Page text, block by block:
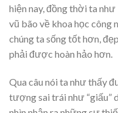
hiện nay, đồng thời ta
vũ bão về khoa học công
chúng ta sống tốt hơn,
phải được hoàn hảo hơn.
Qua câu nói ta như thấy
tượng sai trái như “giấu”